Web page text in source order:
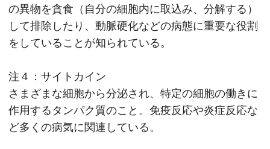
の異物を貪食（自分の細胞内に取込み、分解する）
して排除したり、動脈硬化などの病態に重要な役割
をしていることが知られている。
注４：サイトカイン
さまざまな細胞から分泌され、特定の細胞の働きに
作用するタンパク質のこと。免疫反応や炎症反応な
ど多くの病気に関連している。